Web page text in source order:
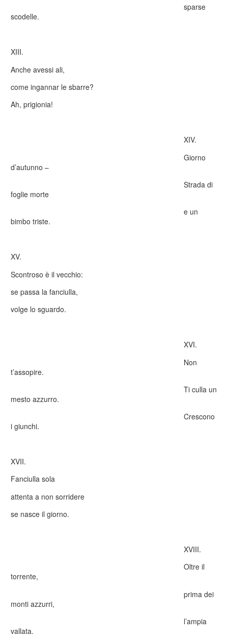
sparse
scodelle.
XIII.
Anche avessi ali,
come ingannar le sbarre?
Ah, prigionia!
XIV.
Giorno
d’autunno –
Strada di
foglie morte
e un
bimbo triste.
XV.
Scontroso è il vecchio:
se passa la fanciulla,
volge lo sguardo.
XVI.
Non
t’assopire.
Ti culla un
mesto azzurro.
Crescono
i giunchi.
XVII.
Fanciulla sola
attenta a non sorridere
se nasce il giorno.
XVIII.
Oltre il
torrente,
prima dei
monti azzurri,
l’ampia
vallata.